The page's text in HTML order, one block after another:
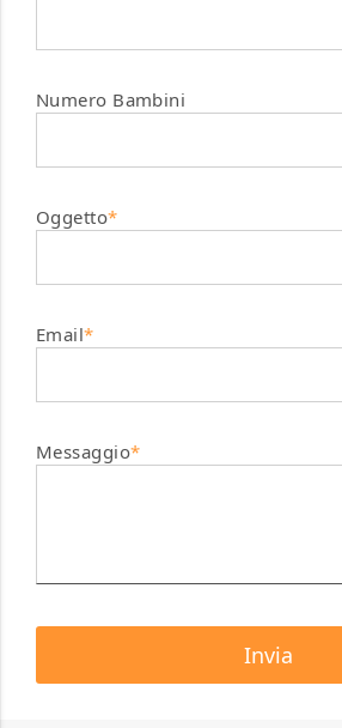
Numero Bambini
Oggetto*
Email*
Messaggio*